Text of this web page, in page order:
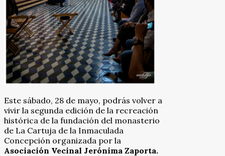
Este sábado, 28 de mayo, podrás volver a
vivir la segunda edición de la recreación
histórica de la fundación del monasterio
de La Cartuja de la Inmaculada
Concepción organizada por la
Asociación Vecinal Jerónima Zaporta.